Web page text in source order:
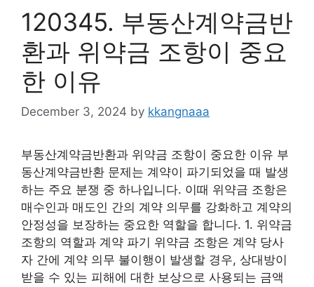
120345. 부동산계약금반
환과 위약금 조항이 중요
한 이유
December 3, 2024 by kkangnaaa
부동산계약금반환과 위약금 조항이 중요한 이유 부
동산계약금반환 문제는 계약이 파기되었을 때 발생
하는 주요 분쟁 중 하나입니다. 이때 위약금 조항은
매수인과 매도인 간의 계약 의무를 강화하고 계약의
안정성을 보장하는 중요한 역할을 합니다. 1. 위약금
조항의 역할과 계약 파기 위약금 조항은 계약 당사
자 간에 계약 의무 불이행이 발생할 경우, 상대방이
받을 수 있는 피해에 대한 보상으로 사용되는 금액